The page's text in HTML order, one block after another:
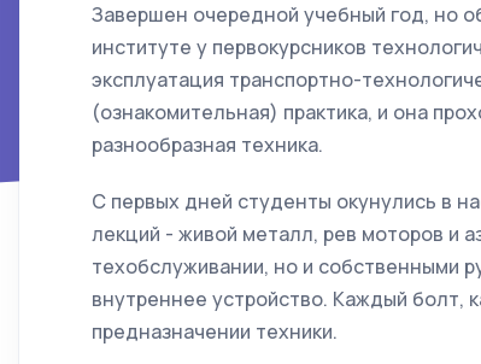
Завершен очередной учебный год, но
институте у первокурсников
эксплуатация транспортно-
(ознакомительная) практика, и она
разнообразная техника.
С первых дней студенты окунулись в
лекций - живой металл, рев моторов и
техобслуживании, но и собственными
внутреннее устройство. Каждый болт,
предназначении техники.